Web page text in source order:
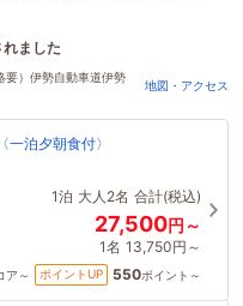
で心温まるおもてなし
います
れました
要）伊勢自動車道伊勢
地図・アクセス
一泊夕朝食付〉
1泊 大人2名 合計(税込)
27,500円～
1名 13,750円～
ア～ ポイントUP 550ポイント～